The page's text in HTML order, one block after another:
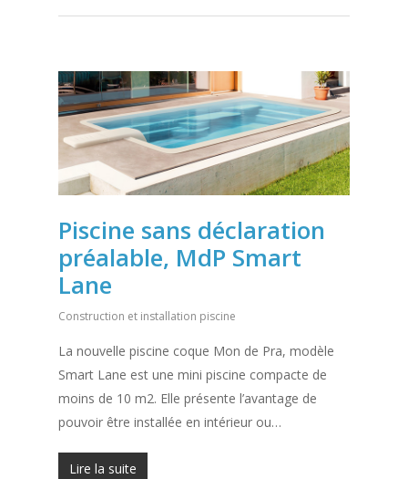
Piscine sans déclaration
préalable, MdP Smart
Lane
Construction et installation piscine
La nouvelle piscine coque Mon de Pra, modèle
Smart Lane est une mini piscine compacte de
moins de 10 m2. Elle présente l’avantage de
pouvoir être installée en intérieur ou…
Lire la suite